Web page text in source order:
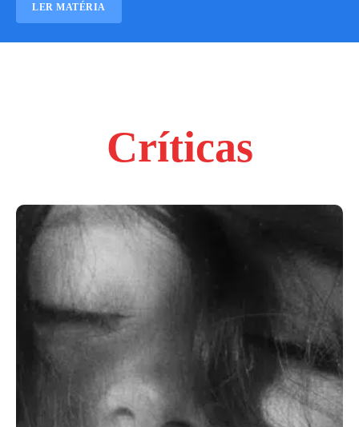
LER MATÉRIA
Críticas